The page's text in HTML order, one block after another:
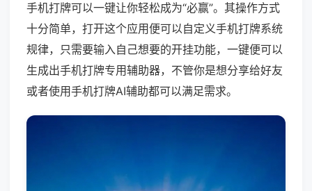
手机打牌可以一键让你轻松成为“必赢”。其操作方式
十分简单，打开这个应用便可以自定义手机打牌系统
规律，只需要输入自己想要的开挂功能，一键便可以
生成出手机打牌专用辅助器，不管你是想分享给好友
或者使用手机打牌AI辅助都可以满足需求。